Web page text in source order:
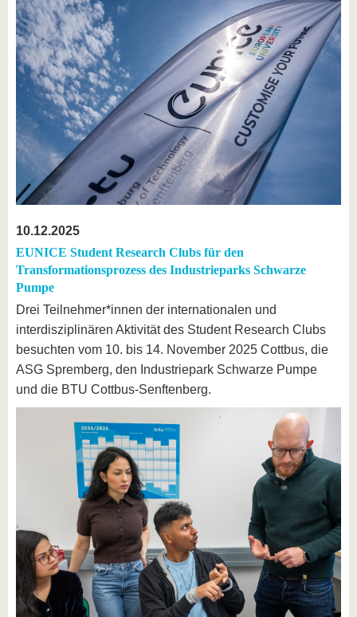
10.12.2025
EUNICE Student Research Clubs für den
Transformationsprozess des Industrieparks Schwarze
Pumpe
Drei Teilnehmer*innen der internationalen und
interdisziplinären Aktivität des Student Research Clubs
besuchten vom 10. bis 14. November 2025 Cottbus, die
ASG Spremberg, den Industriepark Schwarze Pumpe
und die BTU Cottbus-Senftenberg.